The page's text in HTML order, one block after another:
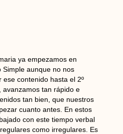
ya empezamos en
Simple aunque no nos
contenido hasta el 2º
avanzamos tan rápido e
tan bien, que nuestros
cuanto antes. En estos
con este tiempo verbal
como irregulares. Es